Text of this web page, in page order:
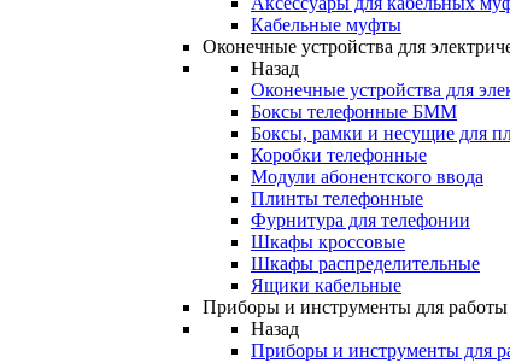
Кабельные муфты
Оконечные устройства для
Назад
Оконечные устройства для
Боксы телефонные БММ
Боксы, рамки и несущие для
Коробки телефонные
Модули абонентского ввода
Плинты телефонные
Фурнитура для телефонии
Шкафы кроссовые
Шкафы распределительные
Ящики кабельные
Приборы и инструменты для работы
Назад
Приборы и инструменты для